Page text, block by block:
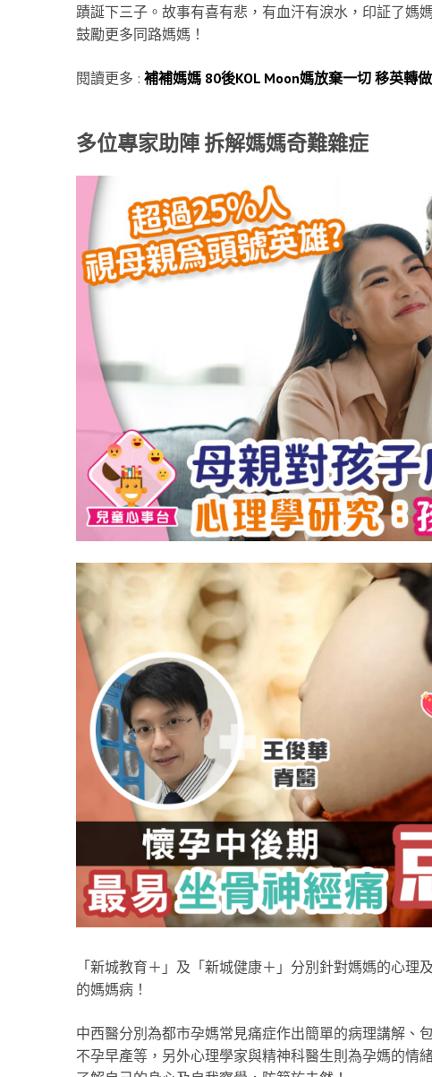
蹟誕下三子。故事有喜有悲，有血汗有淚水，印証了媽
鼓勵更多同路媽媽！
閱讀更多 : 補補媽媽 80後KOL Moon媽放棄一切 移英轉
多位專家助陣 拆解媽媽奇難雜症
「新城教育＋」及「新城健康＋」分別針對媽媽的心
的媽媽病！
中西醫分別為都市孕媽常見痛症作出簡單的病理講解、
不孕早產等，另外心理學家與精神科醫生則為孕媽的情